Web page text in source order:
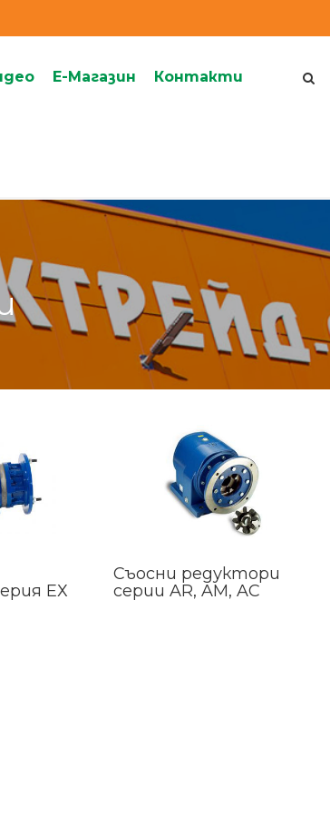
Е-Магазин Контакти
ЕХ
Съосни редуктори
серии AR, AM, AC